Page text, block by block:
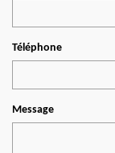
Téléphone
Message